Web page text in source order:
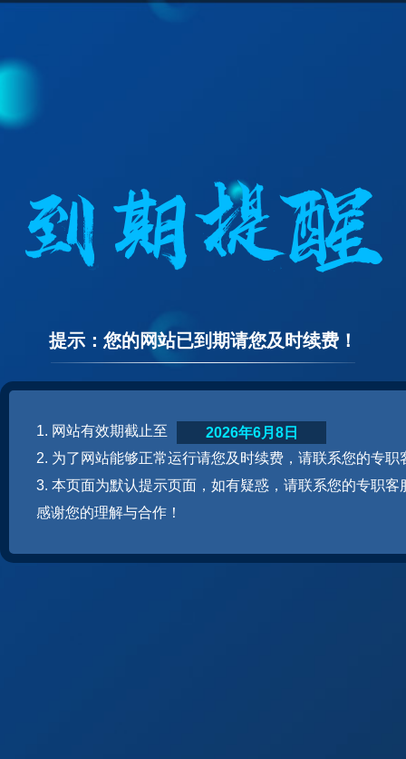
提示：您的网站已到期请您及时续费！
1. 网站有效期截止至
2. 为了网站能够正常运行请您及时续费，请联系您的专职
3. 本页面为默认提示页面，如有疑惑，请联系您的专职客
感谢您的理解与合作！
2026年6月8日